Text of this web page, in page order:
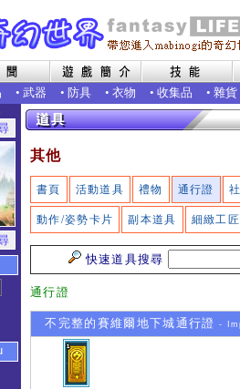
• 武器 • 防具 • 衣物 • 收集品 • 雜貨
其他
書頁 活動道具 禮物 通行證
動作/姿勢卡片 副本道具 細緻工
快速道具搜尋
通行證
不完整的賽維爾地下城通行證 -